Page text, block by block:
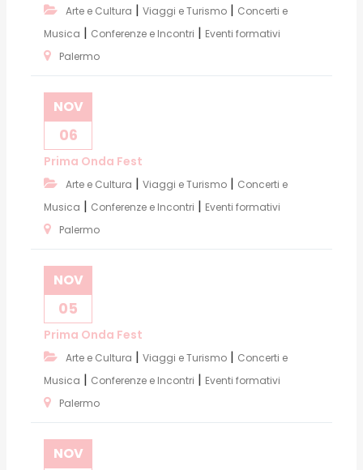
Arte e Cultura | Viaggi e Turismo | Concerti e
Musica | Conferenze e Incontri | Eventi formativi
Palermo
NOV
06
Prima Onda Fest
Arte e Cultura | Viaggi e Turismo | Concerti e
Musica | Conferenze e Incontri | Eventi formativi
Palermo
NOV
05
Prima Onda Fest
Arte e Cultura | Viaggi e Turismo | Concerti e
Musica | Conferenze e Incontri | Eventi formativi
Palermo
NOV